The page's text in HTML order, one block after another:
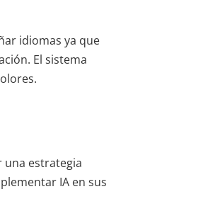
idiomas ya que
El sistema
una estrategia
IA en sus